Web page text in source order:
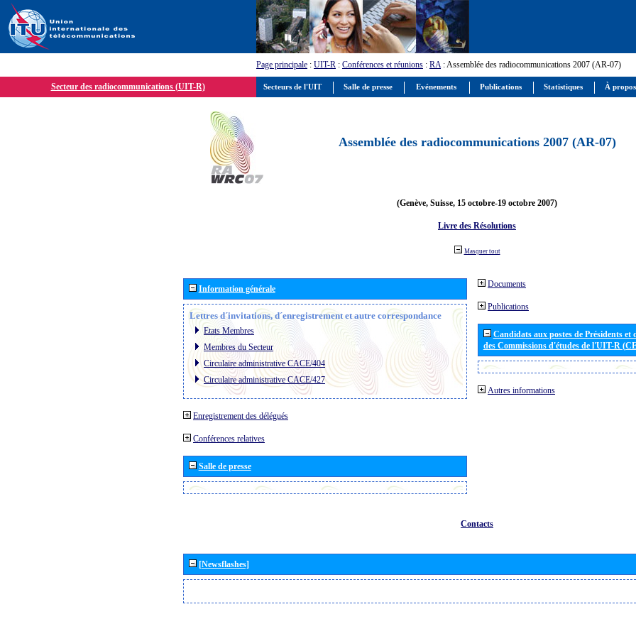
Page principale : UIT-R : Conférences et réunions : RA: Assemblée des radiocommunications 2007 (AR-07)
Secteur des radiocommunications (UIT-R)
Assemblée des radiocommunications 2007 (AR-07)
(Genève, Suisse, 15 octobre-19 octobre 2007)
Livre des Résolutions
Masquer tout
Information générale
Lettres d´invitations, d´enregistrement et autre correspondance
Etats Membres
Membres du Secteur
Circulaire administrative CACE/404
Circulaire administrative CACE/427
Enregistrement des délégués
Conférences relatives
Salle de presse
Documents
Publications
Candidats aux postes de Présidents et
des Commissions d'études de l'UIT-R
Autres informations
Contacts
[Newsflashes]
Secteurs de l'UIT Salle de presse Evénements Publications Statistiques À